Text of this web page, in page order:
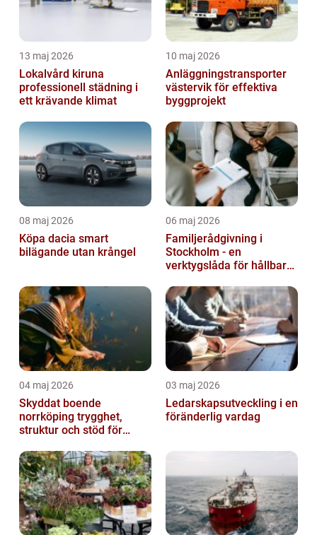
13 maj 2026
Lokalvård kiruna
professionell städning i
ett krävande klimat
10 maj 2026
Anläggningstransporter
västervik för effektiva
byggprojekt
08 maj 2026
Köpa dacia smart
bilägande utan krångel
06 maj 2026
Familjerådgivning i
Stockholm - en
verktygslåda för hållbara
04 maj 2026
Skyddat boende
norrköping trygghet,
struktur och stöd för
situationer
03 maj 2026
Ledarskapsutveckling i en
föränderlig vardag